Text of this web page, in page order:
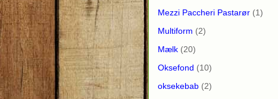
Mezzi Paccheri Pastarør (1)
Multiform (2)
Mælk (20)
Oksefond (10)
oksekebab (2)